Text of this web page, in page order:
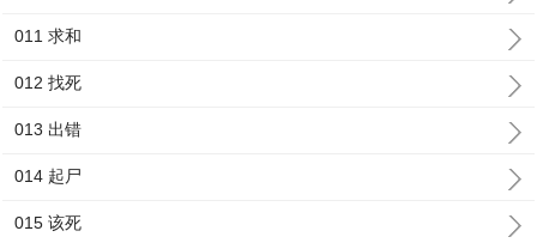
011 求和
012 找死
013 出错
014 起尸
015 该死